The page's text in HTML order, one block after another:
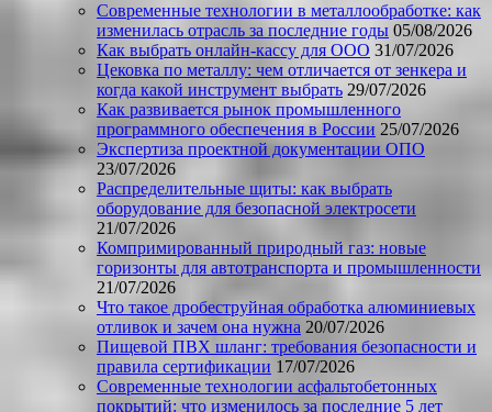
Современные технологии в металлообработке: как
изменилась отрасль за последние годы 05/08/2026
Как выбрать онлайн-кассу для ООО 31/07/2026
Цековка по металлу: чем отличается от зенкера и
когда какой инструмент выбрать 29/07/2026
Как развивается рынок промышленного
программного обеспечения в России 25/07/2026
Экспертиза проектной документации ОПО
23/07/2026
Распределительные щиты: как выбрать
оборудование для безопасной электросети
21/07/2026
Компримированный природный газ: новые
горизонты для автотранспорта и промышленности
21/07/2026
Что такое дробеструйная обработка алюминиевых
отливок и зачем она нужна 20/07/2026
Пищевой ПВХ шланг: требования безопасности и
правила сертификации 17/07/2026
Современные технологии асфальтобетонных
покрытий: что изменилось за последние 5 лет